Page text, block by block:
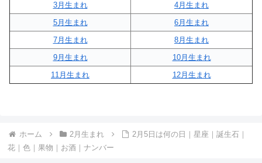
3月生まれ
4月生まれ
5月生まれ
6月生まれ
7月生まれ
8月生まれ
9月生まれ
10月生まれ
11月生まれ
12月生まれ
ホーム 2月生まれ
2月5日は何の日｜星座｜誕生石｜
花｜色｜果物｜お酒｜ナンバー